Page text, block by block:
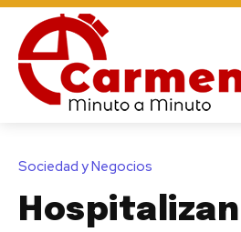
Sociedad y Negocios